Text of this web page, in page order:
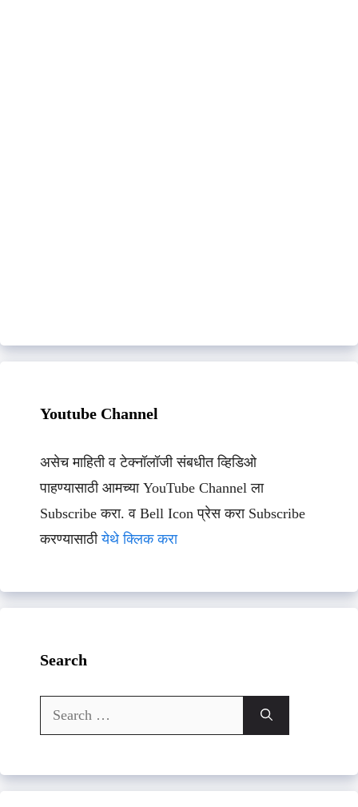
Youtube Channel
असेच माहिती व टेक्नॉलॉजी संबधीत व्हिडिओ
पाहण्यासाठी आमच्या YouTube Channel ला
Subscribe करा. व Bell Icon प्रेस करा Subscribe
करण्यासाठीयेथे क्लिक करा
Search
Search
for: